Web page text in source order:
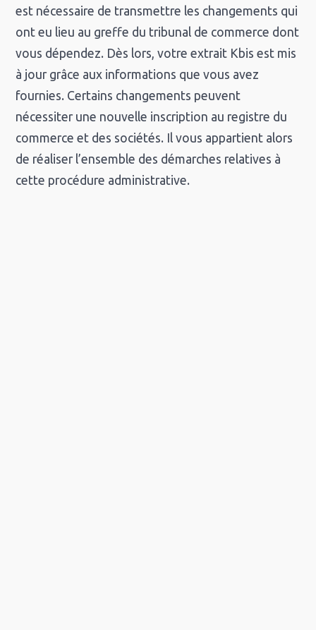
est nécessaire de transmettre les changements qui
ont eu lieu au greffe du tribunal de commerce dont
vous dépendez. Dès lors, votre extrait Kbis est mis
à jour grâce aux informations que vous avez
fournies. Certains changements peuvent
nécessiter une nouvelle inscription au registre du
commerce et des sociétés. Il vous appartient alors
de réaliser l’ensemble des démarches relatives à
cette procédure administrative.